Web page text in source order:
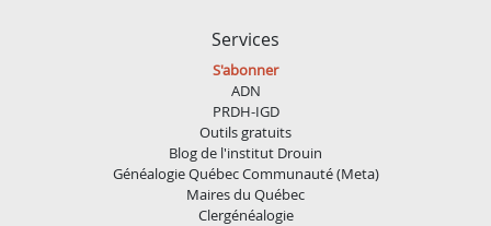
Services
S'abonner
ADN
PRDH-IGD
Outils gratuits
Blog de l'institut Drouin
Généalogie Québec Communauté (Meta)
Maires du Québec
Clergénéalogie